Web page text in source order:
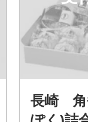
長崎 角